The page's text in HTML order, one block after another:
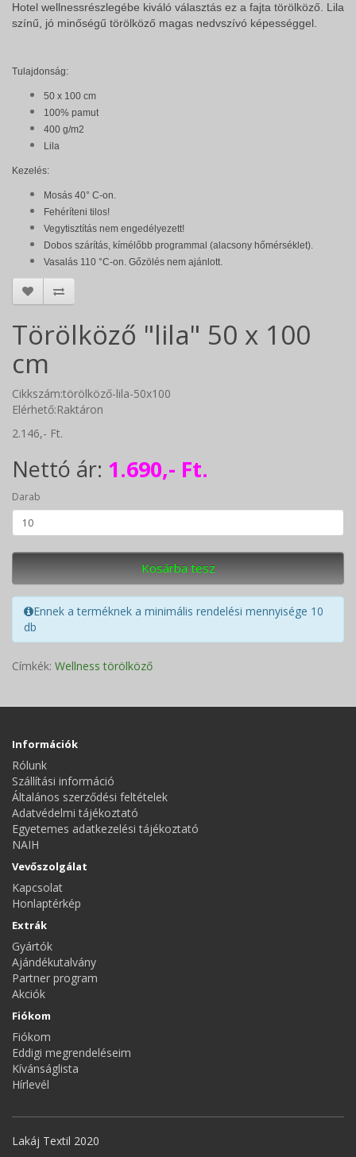
Hotel wellnessrészlegébe kiváló választás ez a fajta törölköző. Lila
színű, jó minőségű törölköző magas nedvszívó képességgel.
Tulajdonság:
50 x 100 cm
100% pamut
400 g/m2
Lila
Kezelés:
Mosás 40° C-on.
Fehéríteni tilos!
Vegytisztítás nem engedélyezett!
Dobos szárítás, kímélőbb programmal (alacsony hőmérséklet).
Vasalás 110 °C-on. Gőzölés nem ajánlott.
Törölköző "lila" 50 x 100
cm
Cikkszám:törölköző-lila-50x100
Elérhető:Raktáron
2.146,- Ft.
Nettó ár: 1.690,- Ft.
Darab
Kosárba tesz
Ennek a terméknek a minimális rendelési mennyisége 10
db
Címkék: Wellness törölköző
Információk
Rólunk
Szállítási információ
Általános szerződési feltételek
Adatvédelmi tájékoztató
Egyetemes adatkezelési tájékoztató
NAIH
Vevőszolgálat
Kapcsolat
Honlaptérkép
Extrák
Gyártók
Ajándékutalvány
Partner program
Akciók
Fiókom
Fiókom
Eddigi megrendeléseim
Kívánságlista
Hírlevél
Lakáj Textil 2020